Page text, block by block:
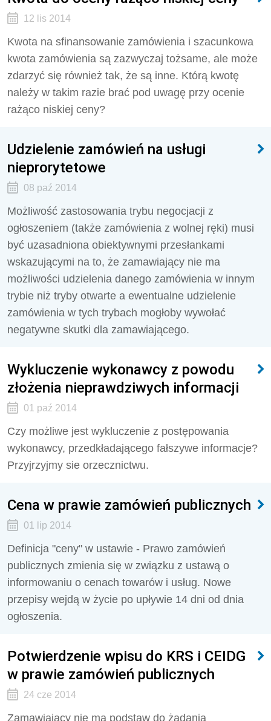
12 lis 2014
Kwota na sfinansowanie zamówienia i szacunkowa
kwota zamówienia są zazwyczaj tożsame, ale może
zdarzyć się również tak, że są inne. Którą kwotę
należy w takim razie brać pod uwagę przy ocenie
rażąco niskiej ceny?
Udzielenie zamówień na usługi
nieprorytetowe
08 paź 2014
Możliwość zastosowania trybu negocjacji z
ogłoszeniem (także zamówienia z wolnej ręki) musi
być uzasadniona obiektywnymi przesłankami
wskazującymi na to, że zamawiający nie ma
możliwości udzielenia danego zamówienia w innym
trybie niż tryby otwarte a ewentualne udzielenie
zamówienia w tych trybach mogłoby wywołać
negatywne skutki dla zamawiającego.
Wykluczenie wykonawcy z powodu
złożenia nieprawdziwych informacji
01 paź 2014
Czy możliwe jest wykluczenie z postępowania
wykonawcy, przedkładającego fałszywe informacje?
Przyjrzyjmy sie orzecznictwu.
Cena w prawie zamówień publicznych
01 lip 2014
Definicja "ceny" w ustawie - Prawo zamówień
publicznych zmienia się w związku z ustawą o
informowaniu o cenach towarów i usług. Nowe
przepisy wejdą w życie po upływie 14 dni od dnia
ogłoszenia.
Potwierdzenie wpisu do KRS i CEIDG
w prawie zamówień publicznych
24 cze 2014
Zamawiający nie ma podstaw do żądania